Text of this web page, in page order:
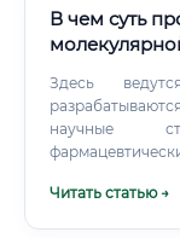
В чем суть
Здесь
научные
стартапы все
Читать статью →